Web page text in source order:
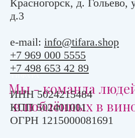
ТИФАРА
Мы - команда
влюблённых в
Красногорск, д. Гольево,
д.3
e-mail: info@tifara.shop
+7 969 000 5555
+7 498 653 42 89
ИНН 5024215484
КПП 502401001
ОГРН 1215000081691